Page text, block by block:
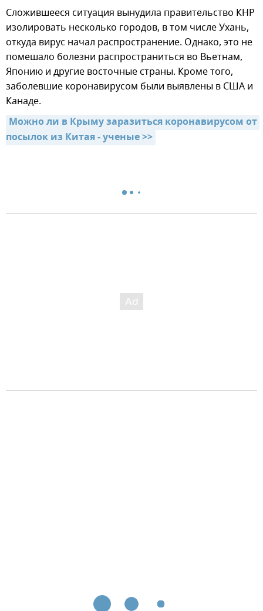
Сложившееся ситуация вынудила правительство КНР
изолировать несколько городов, в том числе Ухань,
откуда вирус начал распространение. Однако, это не
помешало болезни распространиться во Вьетнам,
Японию и другие восточные страны. Кроме того,
заболевшие коронавирусом были выявлены в США и
Канаде.
Можно ли в Крыму заразиться коронавирусом от
посылок из Китая - ученые >>